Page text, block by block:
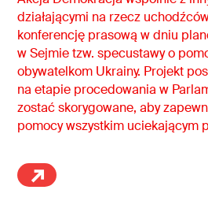
działającymi na rzecz
konferencję prasową w dniu
w Sejmie tzw. specustawy o
obywatelkom Ukrainy. Projekt
na etapie procedowania w
zostać skorygowane, aby
pomocy wszystkim uciekającym